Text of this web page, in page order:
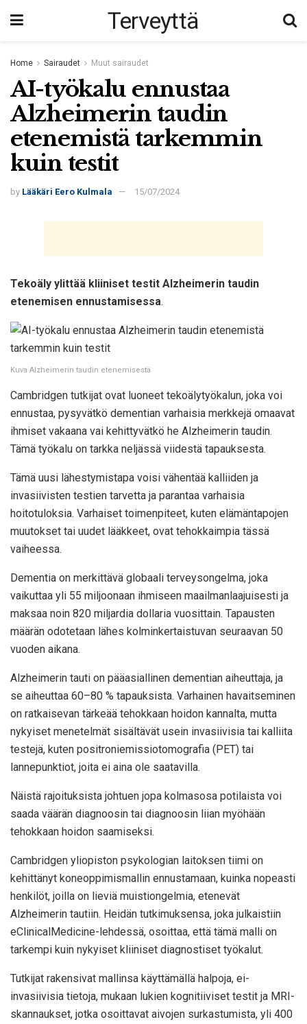
Terveyttä
Home Sairaudet Muut sairaudet
AI-työkalu ennustaa
Alzheimerin taudin
etenemistä tarkemmin
kuin testit
by Lääkäri Eero Kulmala 15/07/2024
Tekoäly ylittää kliiniset testit Alzheimerin taudin
etenemisen ennustamisessa.
Kuva Alzheimerin taudin etenemisestä
Cambridgen tutkijat ovat luoneet tekoälytyökalun, joka voi
ennustaa, pysyvätkö dementian varhaisia ​​merkkejä omaavat
ihmiset vakaana vai kehittyvätkö he Alzheimerin taudin.
Tämä työkalu on tarkka neljässä viidestä tapauksesta.
Tämä uusi lähestymistapa voisi vähentää kalliiden ja
invasiivisten testien tarvetta ja parantaa varhaisia ​​
hoitotuloksia. Varhaiset toimenpiteet, kuten elämäntapojen
muutokset tai uudet lääkkeet, ovat tehokkaimpia tässä
vaiheessa.
Dementia on merkittävä globaali terveysongelma, joka
vaikuttaa yli 55 miljoonaan ihmiseen maailmanlaajuisesti ja
maksaa noin 820 miljardia dollaria vuosittain. Tapausten
määrän odotetaan lähes kolminkertaistuvan seuraavan 50
vuoden aikana.
Alzheimerin tauti on pääasiallinen dementian aiheuttaja, ja
se aiheuttaa 60–80 % tapauksista. Varhainen havaitseminen
on ratkaisevan tärkeää tehokkaan hoidon kannalta, mutta
nykyiset menetelmät sisältävät usein invasiivisia tai kalliita
testejä, kuten positroniemissiotomografia (PET) tai
lannepunktiot, joita ei aina ole saatavilla.
Näistä rajoituksista johtuen jopa kolmasosa potilaista voi
saada väärän diagnoosin tai diagnoosin liian myöhään
tehokkaan hoidon saamiseksi.
Cambridgen yliopiston psykologian laitoksen tiimi on
kehittänyt koneoppimismallin ennustamaan, kuinka nopeasti
henkilöt, joilla on lieviä muistiongelmia, etenevät
Alzheimerin tautiin. Heidän tutkimuksensa, joka julkaistiin
eClinicalMedicine-lehdessä, osoittaa, että tämä malli on
tarkempi kuin nykyiset kliiniset diagnostiset työkalut.
Tutkijat rakensivat mallinsa käyttämällä halpoja, ei-
invasiivisia tietoja, mukaan lukien kognitiiviset testit ja MRI-
skannaukset, jotka osoittavat aivojen surkastumista, yli 400